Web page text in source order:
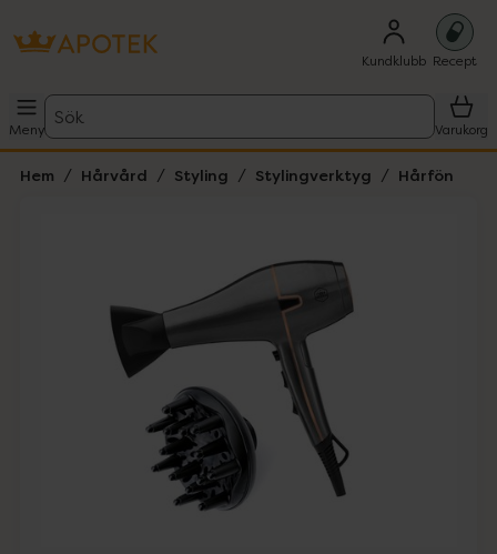
Kundklubb Recept
Meny
Sök
Varukorg
Hem Hårvård Styling Stylingverktyg Hårfön